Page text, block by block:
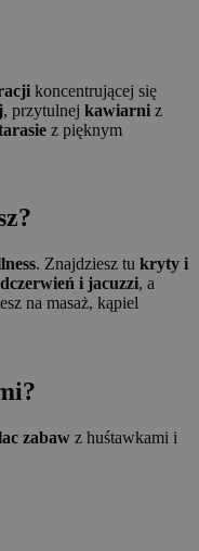
koncentrującej się
, przytulnej kawiarni z
z pięknym
. Znajdziesz tu kryty i
i jacuzzi, a
na masaż, kąpiel
zabaw z huśtawkami i